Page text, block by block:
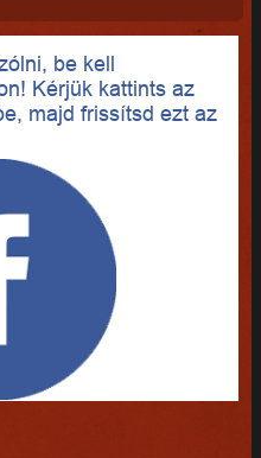
be kell
Kérjük kattints az
majd frissítsd ezt az